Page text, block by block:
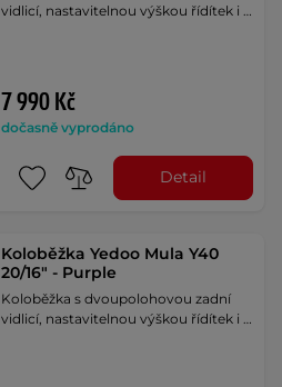
vidlicí, nastavitelnou výškou řídítek i …
7 990 Kč
dočasně vyprodáno
Detail
Koloběžka Yedoo Mula Y40
20/16" - Purple
Koloběžka s dvoupolohovou zadní
vidlicí, nastavitelnou výškou řídítek i …